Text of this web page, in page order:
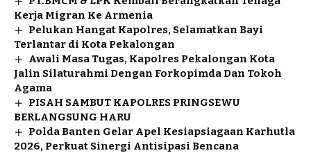
Kerja Migran Ke Armenia
Pelukan Hangat Kapolres, Selamatkan Bayi
Terlantar di Kota Pekalongan
Awali Masa Tugas, Kapolres Pekalongan Kota
Jalin Silaturahmi Dengan Forkopimda Dan Tokoh
Agama
PISAH SAMBUT KAPOLRES PRINGSEWU
BERLANGSUNG HARU
Polda Banten Gelar Apel Kesiapsiagaan Karhutla
2026, Perkuat Sinergi Antisipasi Bencana